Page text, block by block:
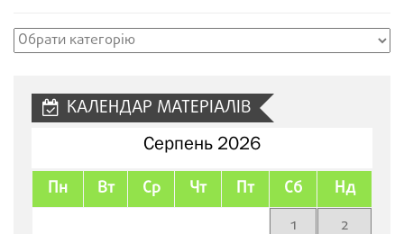
Рубрики
КАЛЕНДАР МАТЕРІАЛІВ
Серпень 2026
Пн Вт Ср Чт Пт Сб Нд
1
2